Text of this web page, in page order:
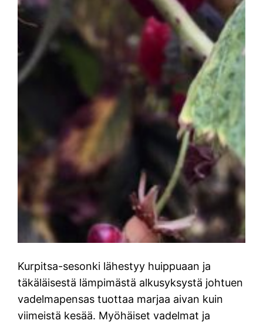
Kurpitsa-sesonki lähestyy huippuaan ja
täkäläisestä lämpimästä alkusyksystä johtuen
vadelmapensas tuottaa marjaa aivan kuin
viimeistä kesää. Myöhäiset vadelmat ja